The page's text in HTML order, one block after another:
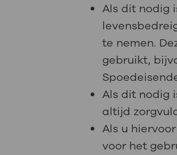
Als dit nodig
te nemen.
gebruikt,
Als dit nodig
altijd
Als u
voor het